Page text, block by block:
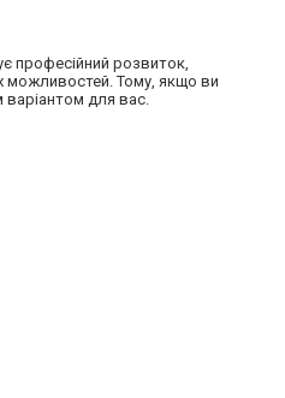
професійний розвиток,
можливостей. Тому, якщо ви
варіантом для вас.